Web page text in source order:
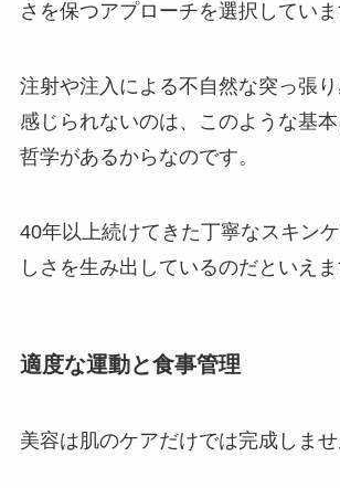
さを保つアプローチを選択していま
注射や注入による不自然な突っ張り
感じられないのは、このような基
哲学があるからなのです。
40年以上続けてきた丁寧なスキン
しさを生み出しているのだといえま
適度な運動と食事管理
美容は肌のケアだけでは完成しませ